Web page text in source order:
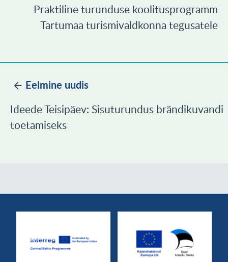
Praktiline turunduse koolitusprogramm
Tartumaa turismivaldkonna tegusatele
Eelmine uudis
Ideede Teisipäev: Sisuturundus brändikuvandi
toetamiseks